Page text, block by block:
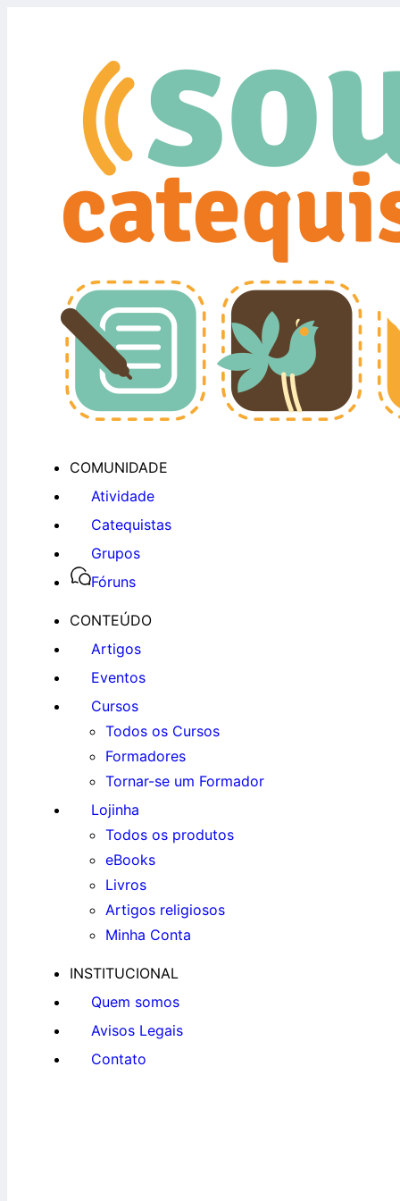
COMUNIDADE
Atividade
Catequistas
Grupos
Fóruns
CONTEÚDO
Artigos
Eventos
Cursos
Todos os Cursos
Formadores
Tornar-se um Formador
Lojinha
Todos os produtos
eBooks
Livros
Artigos religiosos
Minha Conta
INSTITUCIONAL
Quem somos
Avisos Legais
Contato